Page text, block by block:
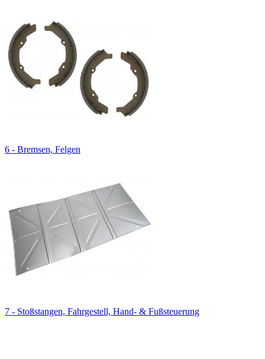
6 - Bremsen, Felgen
7 - Stoßstangen, Fahrgestell, Hand- & Fußsteuerung